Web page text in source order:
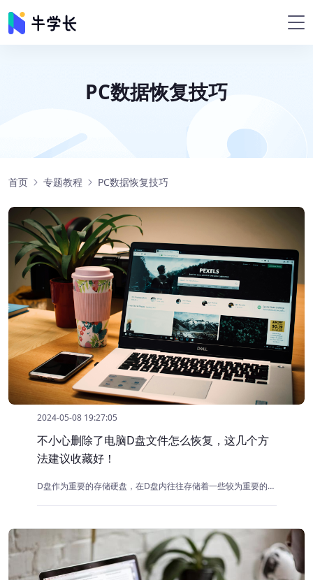
PC数据恢复技巧
首页 专题教程 PC数据恢复技巧
2024-05-08 19:27:05
不小心删除了电脑D盘文件怎么恢复，这几个方
法建议收藏好！
D盘作为重要的存储硬盘，在D盘内往往存储着一些较为重要的数据，例如：图片、视频、文档、表格等。但是，在平常使用电脑的过程中，也常常会因为自己的操作失误，导致D盘当中原本存储的重要数据出现被删除的问题，那么，当电脑D盘删除的数据该怎么恢复呢？